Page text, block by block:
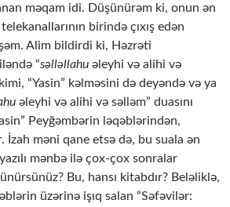
məqam idi. Düşünürəm ki, onun ən
birində çıxış edən
Alim bildirdi ki, Həzrəti
“səlləllahu əleyhi və alihi və
“Yasin” kəlməsini də deyəndə və ya
əleyhi və alihi və səlləm” duasını
Peyğəmbərin ləqəblərindən,
İzah məni qane etsə də, bu suala ən
mənbə ilə çox-çox sonralar
Bu, hansı kitabdır? Beləliklə,
üzərinə işıq salan “Səfəvilər: